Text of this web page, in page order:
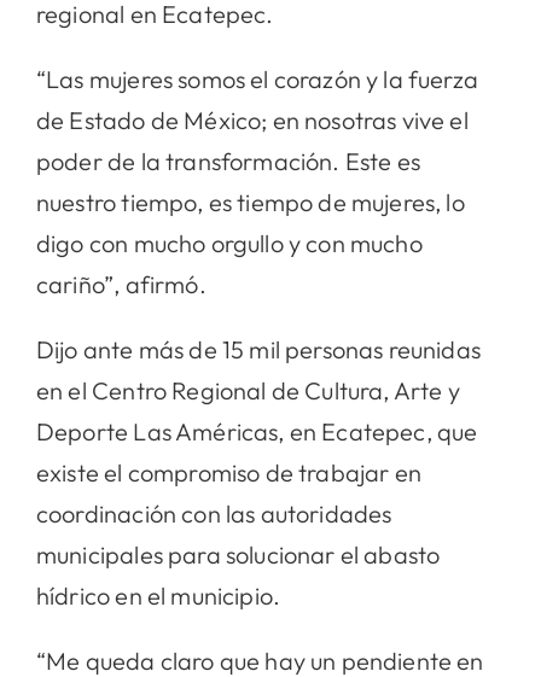
regional en Ecatepec.
“Las mujeres somos el corazón y la fuerza
de Estado de México; en nosotras vive el
poder de la transformación. Este es
nuestro tiempo, es tiempo de mujeres, lo
digo con mucho orgullo y con mucho
cariño”, afirmó.
Dijo ante más de 15 mil personas reunidas
en el Centro Regional de Cultura, Arte y
Deporte Las Américas, en Ecatepec, que
existe el compromiso de trabajar en
coordinación con las autoridades
municipales para solucionar el abasto
hídrico en el municipio.
“Me queda claro que hay un pendiente en